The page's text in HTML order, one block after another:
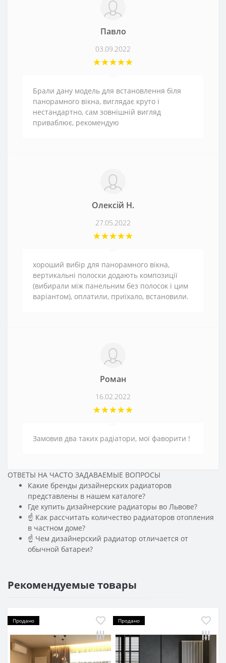
Павло
03.09.2022
Брали дану модель для встановлення біля
панорамного вікна, виглядає круто і
нестандартно, сам зовнішній вигляд
приваблює, рекомендую
Олексій Н.
27.05.2022
хороший вибір для панорамного вікна,
вертикальні полоски додають композиції
(вибирали між панельним без полосок і цим
варіантом), оплатили, приїхало, встановили.
Роман
16.02.2022
Замовив два таких радіатори, мої фаворити !
ОТВЕТЫ НА ЧАСТО ЗАДАВАЕМЫЕ ВОПРОСЫ
Какие бренды дизайнерских радиаторов
представлены в нашем каталоге?
Где купить дизайнерские радиаторы во Львове?
☝ Как рассчитать количество радиаторов отопления
в частном доме?
☝ Чем дизайнерский радиатор отличается от
обычной батареи?
Рекомендуемые товары
Продано Продано